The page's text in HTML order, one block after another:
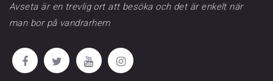
Avseta är en trevlig ort att besöka och det är enkelt när
man bor på vandrarhem